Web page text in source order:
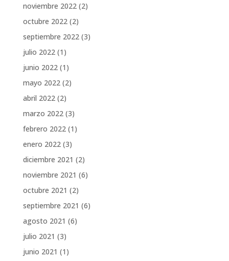
noviembre 2022(2)
octubre 2022(2)
septiembre 2022(3)
julio 2022(1)
junio 2022(1)
mayo 2022(2)
abril 2022(2)
marzo 2022(3)
febrero 2022(1)
enero 2022(3)
diciembre 2021 (2)
noviembre 2021 (6)
octubre 2021 (2)
septiembre 2021 (6)
agosto 2021 (6)
julio 2021 (3)
junio 2021 (1)